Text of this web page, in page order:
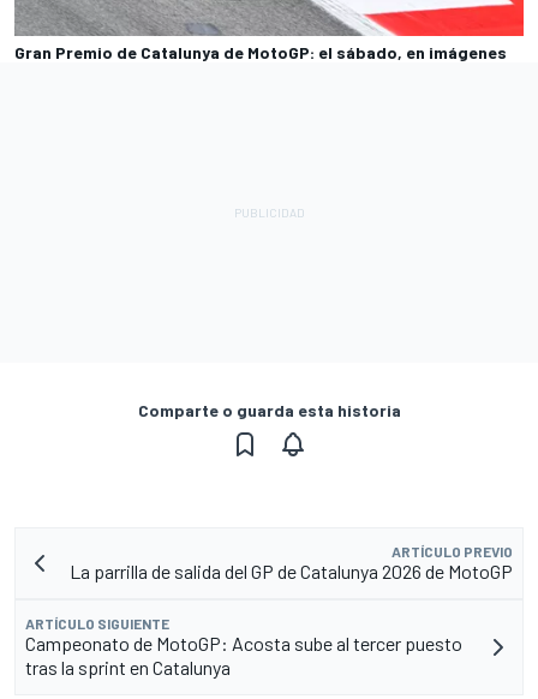
Gran Premio de Catalunya de MotoGP: el sábado, en imágenes
Comparte o guarda esta historia
ARTÍCULO PREVIO
La parrilla de salida del GP de Catalunya 2026 de MotoGP
ARTÍCULO SIGUIENTE
Campeonato de MotoGP: Acosta sube al tercer puesto
tras la sprint en Catalunya